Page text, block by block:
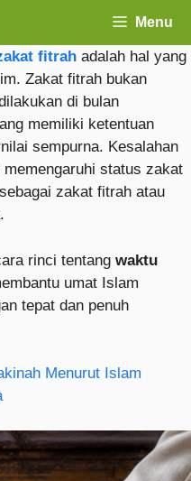
Menu
fitrah adalah hal yang
Zakat fitrah bukan
di bulan
memiliki ketentuan
sempurna. Kesalahan
status zakat
zakat fitrah atau
rinci tentang waktu
umat Islam
tepat dan penuh
Menurut Islam